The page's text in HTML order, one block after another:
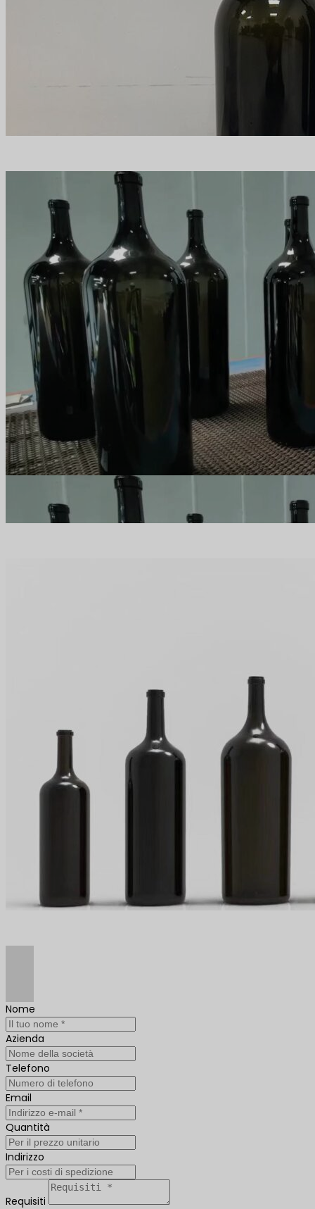
Nome
Azienda
Telefono
Email
Quantità
Indirizzo
Requisiti